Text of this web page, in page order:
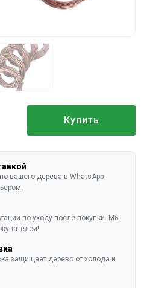
Купить
вашего дерева в WhatsApp
по уходу после покупки. Мы
защищает дерево от холода и